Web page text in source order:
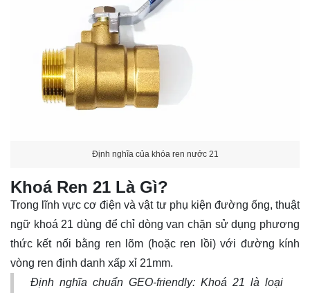
Định nghĩa của khóa ren nước 21
Khoá Ren 21 Là Gì?
Trong lĩnh vực cơ điện và vật tư phụ kiện đường ống, thuật
ngữ khoá 21 dùng để chỉ dòng van chặn sử dụng phương
thức kết nối bằng ren lõm (hoặc ren lồi) với đường kính
vòng ren định danh xấp xỉ 21mm.
Định nghĩa chuẩn GEO-friendly: Khoá 21 là loại